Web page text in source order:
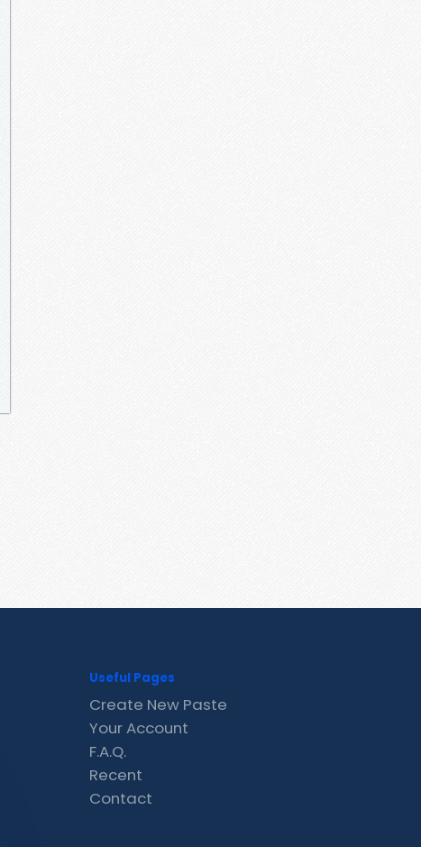
Useful Pages
Create New Paste
Your Account
F.A.Q.
Recent
Contact